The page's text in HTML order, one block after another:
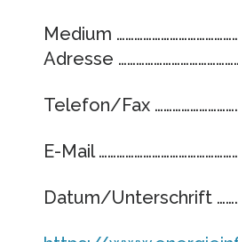
Medium
Adresse
Telefon/Fax
E-Mail
Datum/Unterschrift